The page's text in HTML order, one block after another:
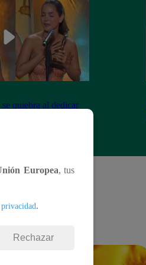
quiebra al dedicar
Europea, tus
.
Rechazar